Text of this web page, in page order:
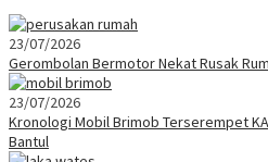
23/07/2026
Gerombolan Bermotor Nekat Rusak
23/07/2026
Kronologi Mobil Brimob Terserempet
Bantul